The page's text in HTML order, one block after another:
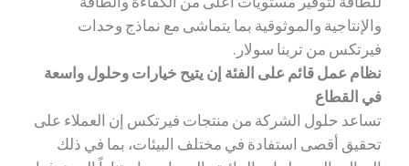
والإنتاجية والموثوقية بما يتماشى مع نماذج وحدات
فيرتكس من ترينا سولار.
نظام عمل قائم على الفئة إن يتيح خيارات وحلول واسعة
في القطاع
تساعد حلول الشركة من منتجات فيرتكس إن العملاء على
تحقيق أقصى استفادة في مختلف البيئات، بما في ذلك